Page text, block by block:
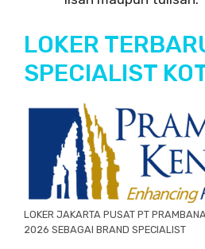
LOKER
SPECIALIST
LOKER JAKARTA PUSAT PT
2026 SEBAGAI BRAND SPECIALIST